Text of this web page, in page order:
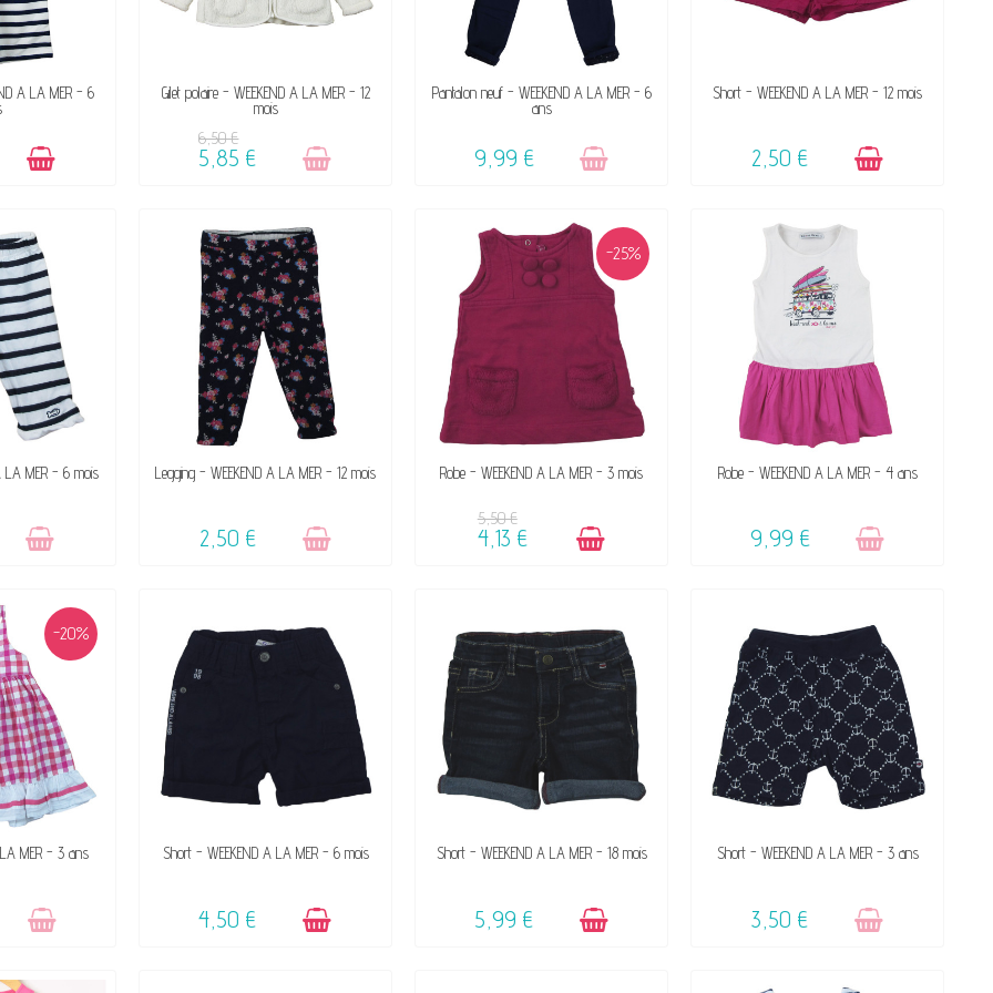
A LA MER - 6
VENDU, VICTIME DE SON SUCCÈS
☺
Gilet polaire - WEEKEND A LA MER - 12
mois
6,50 €
5,85 €
VENDU, VICTIME DE SON SUCCÈS
☺
Pantalon neuf - WEEKEND A LA MER - 6
ans
9,99 €
DISPONIBLE
Short - WEEKEND A LA MER - 12 mois
2,50 €
SON SUCCÈS
LA MER - 6 mois
VENDU, VICTIME DE SON SUCCÈS
Legging - WEEKEND A LA MER - 12 mois
2,50 €
-25%
DISPONIBLE
Robe - WEEKEND A LA MER - 3 mois
5,50 €
4,13 €
VENDU, VICTIME DE SON SUCCÈS
Robe - WEEKEND A LA MER - 4 ans
9,99 €
-20%
SON SUCCÈS
MER - 3 ans DISPONIBLE
Short - WEEKEND A LA MER - 6 mois
4,50 €
DISPONIBLE
Short - WEEKEND A LA MER - 18 mois
5,99 €
VENDU, VICTIME DE SON SUCCÈS
Short - WEEKEND A LA MER - 3 ans
3,50 €